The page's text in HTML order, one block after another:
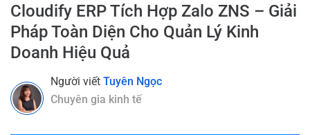
Cloudify ERP Tích Hợp Zalo ZNS – Giải
Pháp Toàn Diện Cho Quản Lý Kinh
Doanh Hiệu Quả
Người viết Tuyên Ngọc
Chuyên gia kinh tế